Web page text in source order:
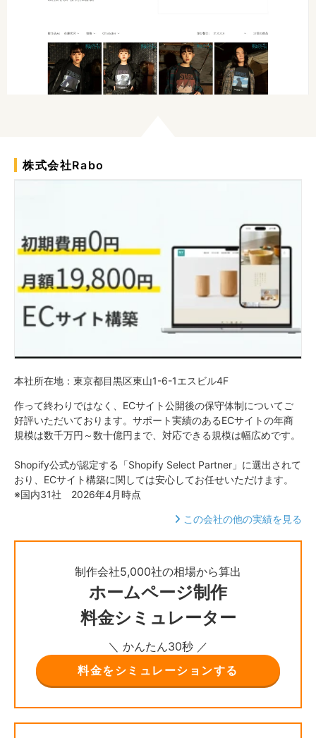
株式会社Rabo
本社所在地：東京都目黒区東山1-6-1エスビル4F
作って終わりではなく、ECサイト公開後の保守体制についてご
好評いただいております。サポート実績のあるECサイトの年商
規模は数千万円～数十億円まで、対応できる規模は幅広めです。
Shopify公式が認定する「Shopify Select Partner」に選出されて
おり、ECサイト構築に関しては安心してお任せいただけます。
※国内31社 2026年4月時点
この会社の他の実績を見る
制作会社5,000社の相場から算出
ホームページ制作
料金シミュレーター
＼ かんたん30秒 ／
料金をシミュレーションする